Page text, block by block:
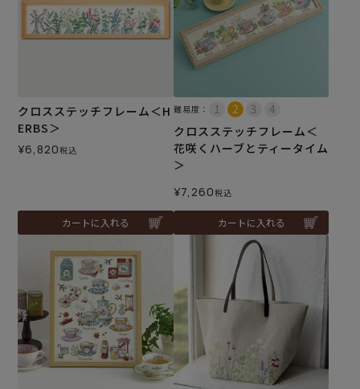
クロスステッチフレーム＜H
ERBS＞
¥6,820税込
カートに入れる
難易度：
クロスステッチフレーム＜
花咲くハーブとティータイム
＞
¥7,260税込
カートに入れる